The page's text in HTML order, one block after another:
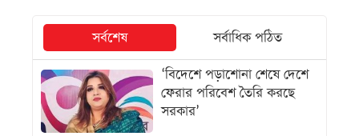
সর্বশেষ
সর্বাধিক পঠিত
‘বিদেশে পড়াশোনা শেষে দেশে
ফেরার পরিবেশ তৈরি করছে
সরকার’